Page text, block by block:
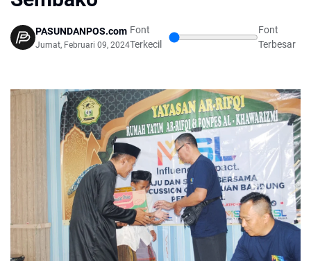
PASUNDANPOS.com
Jumat, Februari 09, 2024
Font
Terkecil
Font
Terbesar